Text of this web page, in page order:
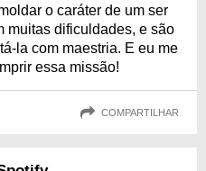
o caráter de um ser
muitas dificuldades, e são
la com maestria. E eu me
essa missão!
COMPARTILHAR